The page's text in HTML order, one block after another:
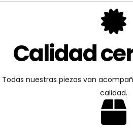
Calidad
Todas nuestras piezas van
calidad.